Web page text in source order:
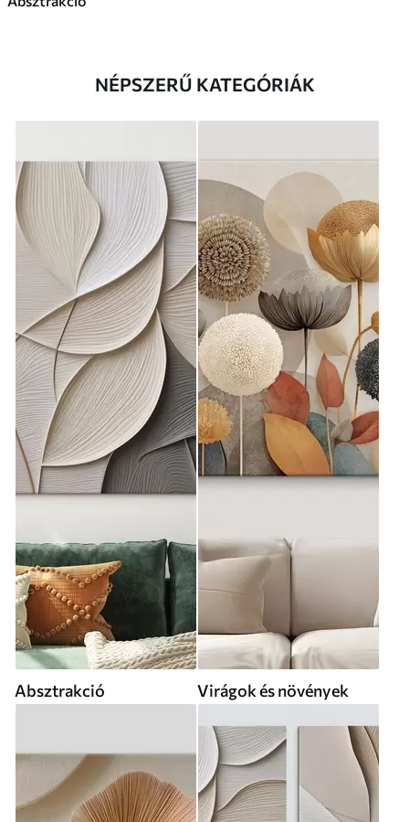
NÉPSZERŰ KATEGÓRIÁK
Absztrakció Virágok és növények